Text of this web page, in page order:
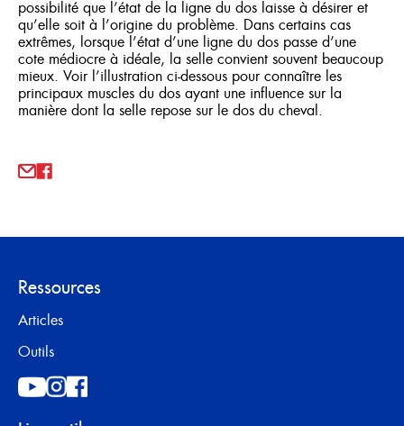
possibilité que l’état de la ligne du dos laisse à désirer et
qu’elle soit à l’origine du problème. Dans certains cas
extrêmes, lorsque l’état d’une ligne du dos passe d’une
cote médiocre à idéale, la selle convient souvent beaucoup
mieux. Voir l’illustration ci-dessous pour connaître les
principaux muscles du dos ayant une influence sur la
manière dont la selle repose sur le dos du cheval.
Ressources
Articles
Outils